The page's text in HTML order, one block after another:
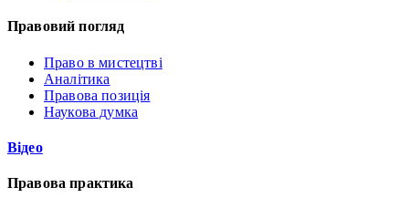
Правовий погляд
Право в мистецтві
Аналітика
Правова позиція
Наукова думка
Відео
Правова практика